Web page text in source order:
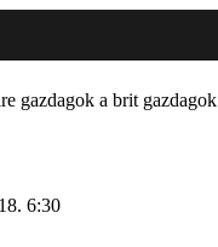
gazdagok a brit gazdagok
6:30